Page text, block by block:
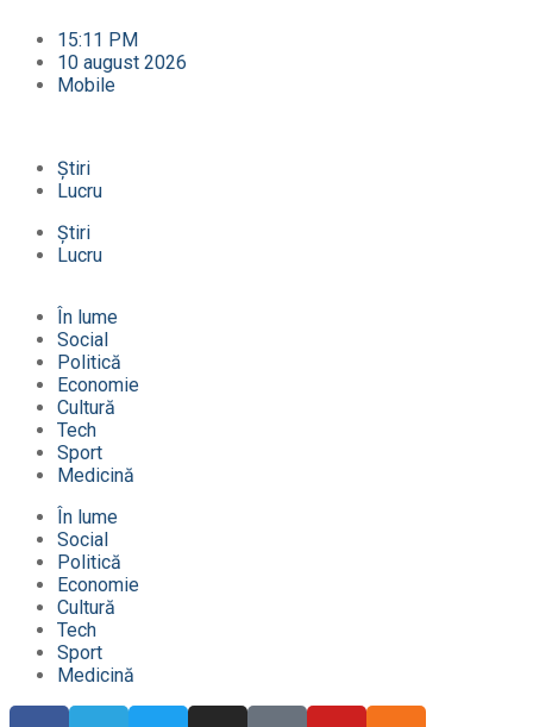
15:11 PM
10 august 2026
Mobile
Știri
Lucru
Știri
Lucru
În lume
Social
Politică
Economie
Cultură
Tech
Sport
Medicină
În lume
Social
Politică
Economie
Cultură
Tech
Sport
Medicină